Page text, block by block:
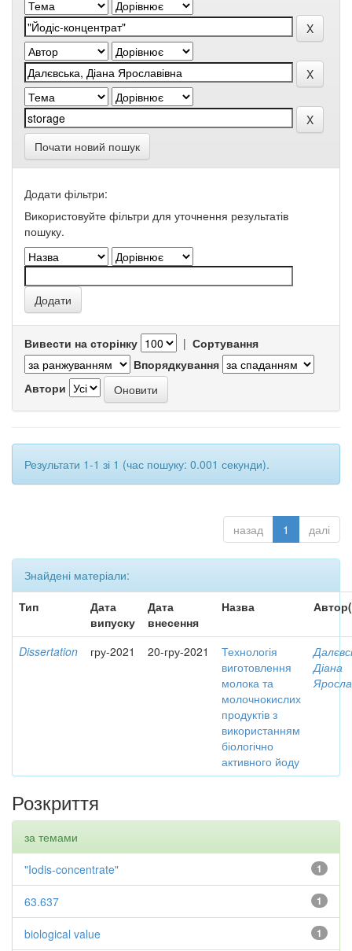
Почати новий пошук
Додати фільтри:
Використовуйте фільтри для уточнення результатів
пошуку.
Вивести на сторінку | Сортування
Впорядкування
Автори
Результати 1-1 зі 1 (час пошуку: 0.001 секунди).
назад 1 далі
Знайдені матеріали:
Тип
Дата
випуску
Дата
внесення
Назва
Dissertation гру-2021 20-гру-2021
Технологія
виготовлення
молока та
молочнокислих
продуктів з
використанням
біологічно
активного йоду
Діана
Розкриття
за темами
1
"Iodis-concentrate"
1
63.637
1
biological value